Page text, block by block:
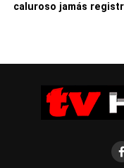
caluroso jamás